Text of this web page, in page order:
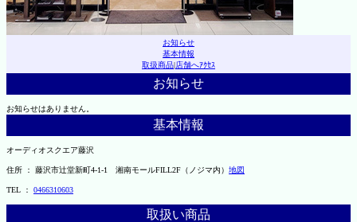
お知らせ
基本情報
取扱商品|店舗へｱｸｾｽ
お知らせ
お知らせはありません。
基本情報
オーディオスクエア藤沢
住所 ： 藤沢市辻堂新町4-1-1 湘南モールFILL2F（ノジマ内） 地図
TEL ： 0466310603
取扱い商品